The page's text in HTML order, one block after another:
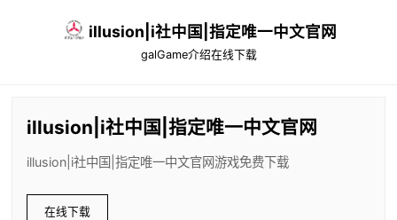
illusion|i社中国|指定唯一中文官网
galGame介绍在线下载
illusion|i社中国|指定唯一中文官网
illusion|i社中国|指定唯一中文官网游戏免费下载
在线下载